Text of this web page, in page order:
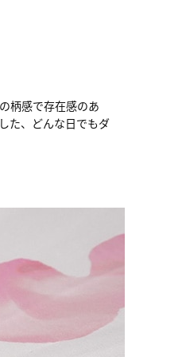
柄感で存在感のあ
た、どんな日でもダ